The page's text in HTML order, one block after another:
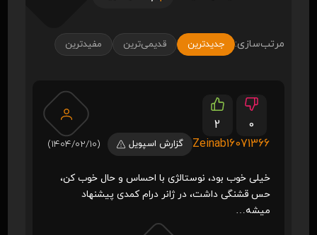
مرتب‌سازی: جدیدترین قدیمی‌ترین مفیدترین
2
0
Zeinab16071366
گزارش اسپویل (1404/02/10)
خیلی خوب بود، نوستالژی با احساس و حال خوب کن،
حس قشنگی داشت، در ژانر درام کمدی پیشنهاد
میشه‌…